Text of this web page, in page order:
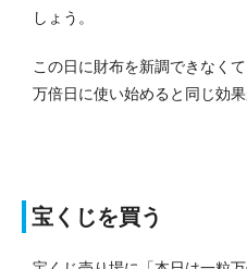
しょう。
この日に財布を新調できなく
万倍日に使い始めると同じ効果
宝くじを買う